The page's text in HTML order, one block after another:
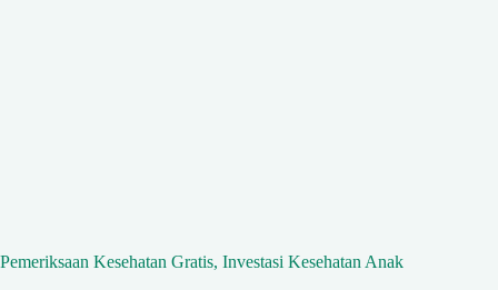
Pemeriksaan Kesehatan Gratis, Investasi Kesehatan Anak